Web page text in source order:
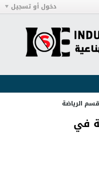
دخول أو تسجيل
قسم الرياضة
في